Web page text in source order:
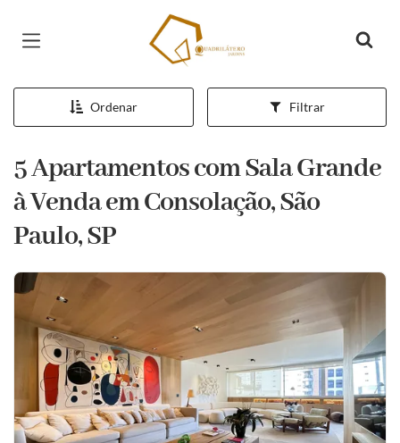
Página inicial
Ordenar Filtrar
5 Apartamentos com Sala Grande
à Venda em Consolação, São
Paulo, SP